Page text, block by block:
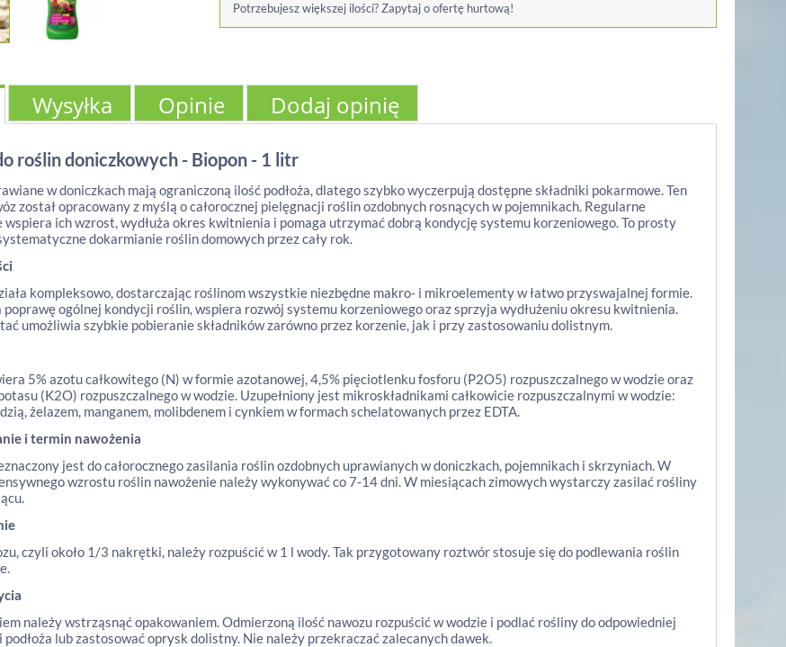
Potrzebujesz większej ilości? Zapytaj o ofertę hurtową!
Wysyłka Opinie Dodaj opinię
roślin doniczkowych - Biopon - 1 litr
w doniczkach mają ograniczoną ilość podłoża, dlatego szybko wyczerpują dostępne składniki pokarmowe. Ten
został opracowany z myślą o całorocznej pielęgnacji roślin ozdobnych rosnących w pojemnikach. Regularne
wspiera ich wzrost, wydłuża okres kwitnienia i pomaga utrzymać dobrą kondycję systemu korzeniowego. To prosty
dokarmianie roślin domowych przez cały rok.
kompleksowo, dostarczając roślinom wszystkie niezbędne makro- i mikroelementy w łatwo przyswajalnej formie.
poprawę ogólnej kondycji roślin, wspiera rozwój systemu korzeniowego oraz sprzyja wydłużeniu okresu kwitnienia.
umożliwia szybkie pobieranie składników zarówno przez korzenie, jak i przy zastosowaniu dolistnym.
5% azotu całkowitego (N) w formie azotanowej, 4,5% pięciotlenku fosforu (P2O5) rozpuszczalnego w wodzie oraz
(K2O) rozpuszczalnego w wodzie. Uzupełniony jest mikroskładnikami całkowicie rozpuszczalnymi w wodzie:
żelazem, manganem, molibdenem i cynkiem w formach schelatowanych przez EDTA.
i termin nawożenia
jest do całorocznego zasilania roślin ozdobnych uprawianych w doniczkach, pojemnikach i skrzyniach. W
wzrostu roślin nawożenie należy wykonywać co 7-14 dni. W miesiącach zimowych wystarczy zasilać rośliny
czyli około 1/3 nakrętki, należy rozpuścić w 1 l wody. Tak przygotowany roztwór stosuje się do podlewania roślin
należy wstrząsnąć opakowaniem. Odmierzoną ilość nawozu rozpuścić w wodzie i podlać rośliny do odpowiedniej
lub zastosować oprysk dolistny. Nie należy przekraczać zalecanych dawek.